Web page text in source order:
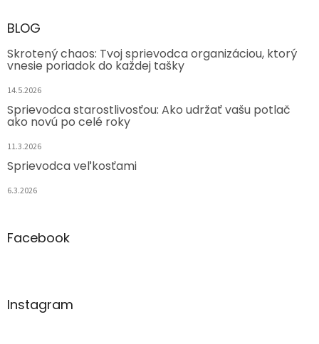
BLOG
Skrotený chaos: Tvoj sprievodca organizáciou, ktorý
vnesie poriadok do každej tašky
14.5.2026
Sprievodca starostlivosťou: Ako udržať vašu potlač
ako novú po celé roky
11.3.2026
Sprievodca veľkosťami
6.3.2026
Facebook
Instagram